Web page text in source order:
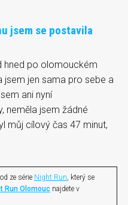
jsem se postavila
hned po olomouckém
jsem jen sama pro sebe a
ani nyní
neměla jsem žádné
můj cílový čas 47 minut,
ze série Night Run , který se
Run Olomouc najdete v